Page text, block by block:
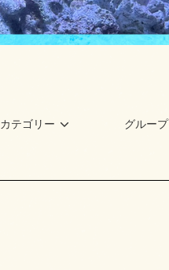
カテゴリー グループ